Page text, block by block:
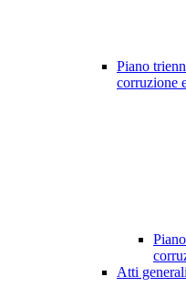
Piano
corruzione
Atti generali